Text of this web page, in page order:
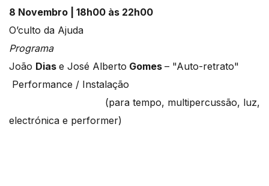
8 Novembro | 18h00 às 22h00
O’culto da Ajuda
Programa
João Dias e José Alberto Gomes – "Auto-retrato"
Performance / Instalação
(para tempo, multipercussão, luz,
electrónica e performer)